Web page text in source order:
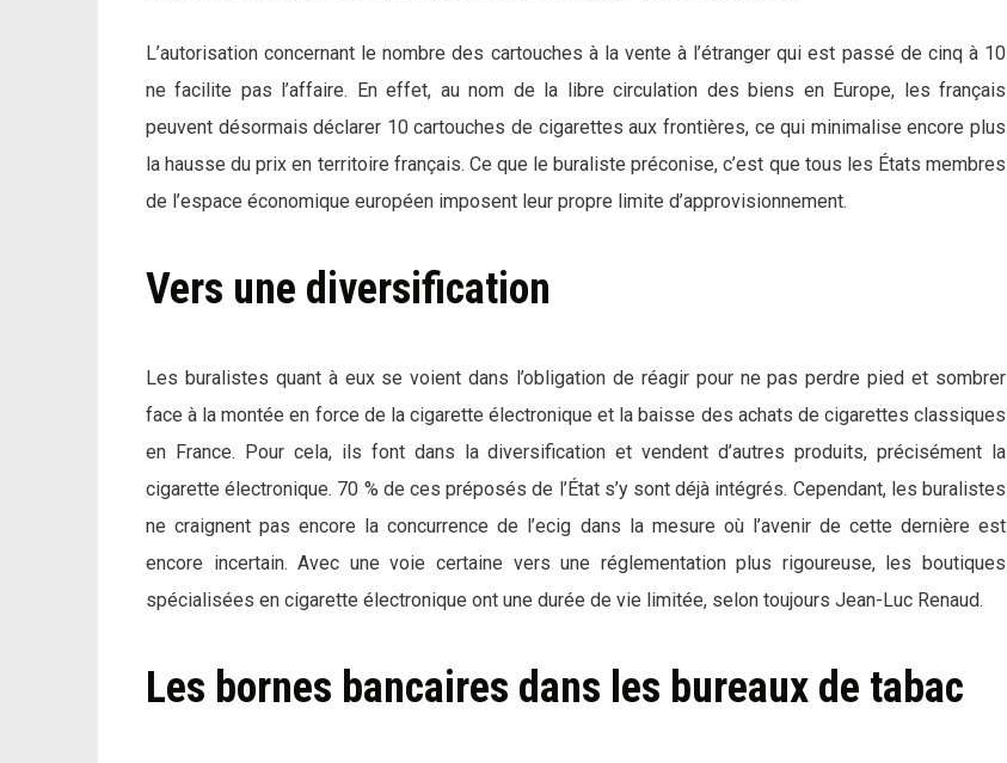
L’autorisation concernant le nombre des cartouches à la vente à l’étranger qui est passé de cinq à 10
ne facilite pas l’affaire. En effet, au nom de la libre circulation des biens en Europe, les français
peuvent désormais déclarer 10 cartouches de cigarettes aux frontières, ce qui minimalise encore plus
la hausse du prix en territoire français. Ce que le buraliste préconise, c’est que tous les États membres
de l’espace économique européen imposent leur propre limite d’approvisionnement.
Vers une diversification
Les buralistes quant à eux se voient dans l’obligation de réagir pour ne pas perdre pied et sombrer
face à la montée en force de la cigarette électronique et la baisse des achats de cigarettes classiques
en France. Pour cela, ils font dans la diversification et vendent d’autres produits, précisément la
cigarette électronique. 70 % de ces préposés de l’État s’y sont déjà intégrés. Cependant, les buralistes
ne craignent pas encore la concurrence de l’ecig dans la mesure où l’avenir de cette dernière est
encore incertain. Avec une voie certaine vers une réglementation plus rigoureuse, les boutiques
spécialisées en cigarette électronique ont une durée de vie limitée, selon toujours Jean-Luc Renaud.
Les bornes bancaires dans les bureaux de tabac